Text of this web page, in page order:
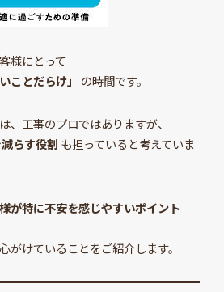
様にとって
ことだらけ」
の時間です。
、工事のプロではありますが、
らす役割 も担っていると考えていま
が特に不安を感じやすいポイント
がけていることをご紹介します。